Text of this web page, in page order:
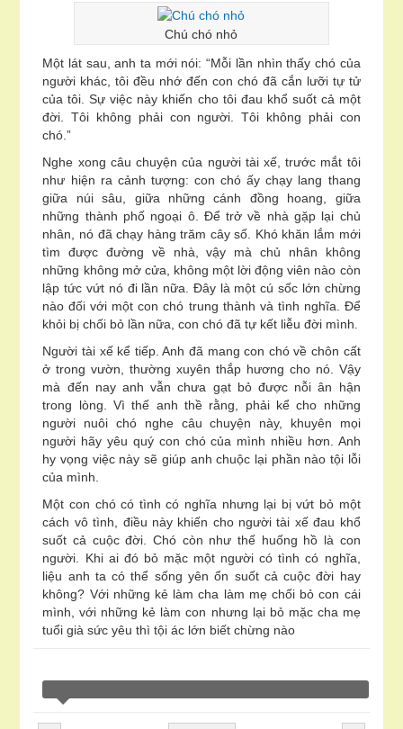
Chú chó nhỏ
Một lát sau, anh ta mới nói: “Mỗi lần nhìn thấy chó của
người khác, tôi đều nhớ đến con chó đã cắn lưỡi tự tử
của tôi. Sự việc này khiến cho tôi đau khổ suốt cả một
đời. Tôi không phải con người. Tôi không phải con
chó.”
Nghe xong câu chuyện của người tài xế, trước mắt tôi
như hiện ra cảnh tượng: con chó ấy chạy lang thang
giữa núi sâu, giữa những cánh đồng hoang, giữa
những thành phố ngoại ô. Để trở về nhà gặp lại chủ
nhân, nó đã chạy hàng trăm cây số. Khó khăn lắm mới
tìm được đường về nhà, vậy mà chủ nhân không
những không mở cửa, không một lời động viên nào còn
lập tức vứt nó đi lần nữa. Đây là một cú sốc lớn chừng
nào đối với một con chó trung thành và tình nghĩa. Để
khỏi bị chối bỏ lần nữa, con chó đã tự kết liễu đời mình.
Người tài xế kể tiếp. Anh đã mang con chó về chôn cất
ở trong vườn, thường xuyên thắp hương cho nó. Vậy
mà đến nay anh vẫn chưa gạt bỏ được nỗi ân hận
trong lòng. Vì thế anh thề rằng, phải kể cho những
người nuôi chó nghe câu chuyện này, khuyên mọi
người hãy yêu quý con chó của mình nhiều hơn. Anh
hy vọng việc này sẽ giúp anh chuộc lại phần nào tội lỗi
của mình.
Một con chó có tình có nghĩa nhưng lại bị vứt bỏ một
cách vô tình, điều này khiến cho người tài xế đau khổ
suốt cả cuộc đời. Chó còn như thế huống hồ là con
người. Khi ai đó bỏ mặc một người có tình có nghĩa,
liệu anh ta có thể sống yên ổn suốt cả cuộc đời hay
không? Với những kẻ làm cha làm mẹ chối bỏ con cái
mình, với những kẻ làm con nhưng lại bỏ mặc cha mẹ
tuổi già sức yêu thì tội ác lớn biết chừng nào